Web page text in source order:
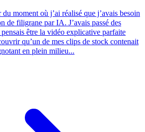
moment où j’ai réalisé que j’avais besoin
de filigrane par IA. J’avais passé des
être la vidéo explicative parfaite
qu’un de mes clips de stock contenait
en plein milieu...